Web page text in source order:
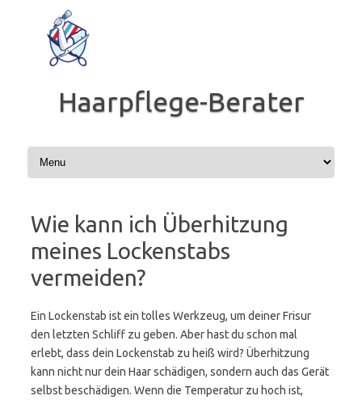
springen
Haarpflege-Berater
Wie kann ich Überhitzung
meines Lockenstabs
vermeiden?
Ein Lockenstab ist ein tolles Werkzeug, um deiner Frisur
den letzten Schliff zu geben. Aber hast du schon mal
erlebt, dass dein Lockenstab zu heiß wird? Überhitzung
kann nicht nur dein Haar schädigen, sondern auch das Gerät
selbst beschädigen. Wenn die Temperatur zu hoch ist,